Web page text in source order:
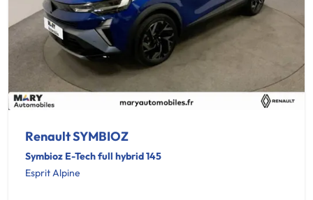
Renault SYMBIOZ
Symbioz E-Tech full hybrid 145
Esprit Alpine